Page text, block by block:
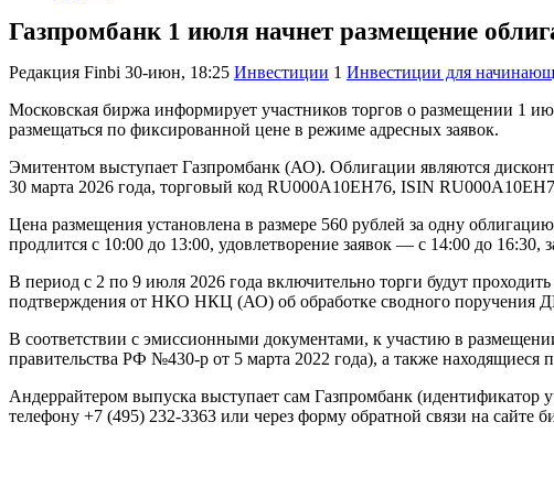
Газпромбанк 1 июля начнет размещение
Редакция Finbi 30-июн, 18:25 Инвестиции 1 Инвестиции для
Московская биржа информирует участников торгов о размещении 1
размещаться по фиксированной цене в режиме адресных заявок.
Эмитентом выступает Газпромбанк (АО). Облигации являются
30 марта 2026 года, торговый код RU000A10EH76, ISIN
Цена размещения установлена в размере 560 рублей за одну
продлится с 10:00 до 13:00, удовлетворение заявок — с 14:00 до
В период с 2 по 9 июля 2026 года включительно торги будут
подтверждения от НКО НКЦ (АО) об обработке сводного поручения
В соответствии с эмиссионными документами, к участию в
правительства РФ №430-р от 5 марта 2022 года), а также
Андеррайтером выпуска выступает сам Газпромбанк (идентификатор
телефону +7 (495) 232-3363 или через форму обратной связи на сайте